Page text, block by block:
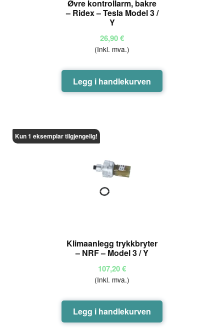
Øvre kontrollarm, bakre
– Ridex – Tesla Model 3 /
Y
26,90€
(Inkl. mva.)
Legg i handlekurven
Kun 1 eksemplar tilgjengelig!
Klimaanlegg trykkbryter
– NRF – Model 3 / Y
107,20€
(Inkl. mva.)
Legg i handlekurven